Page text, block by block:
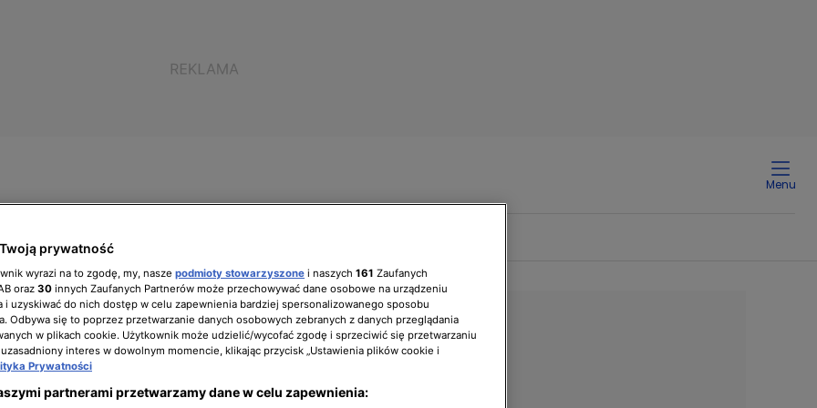
Menu
Łzy wzruszenia na widok
prywatność
wyrazi na to zgodę, my, nasze podmioty stowarzyszone i naszych 161 Zaufanych
oraz 30 innych Zaufanych Partnerów może przechowywać dane osobowe na urządzeniu
i uzyskiwać do nich dostęp w celu zapewnienia bardziej spersonalizowanego sposobu
Odbywa się to poprzez przetwarzanie danych osobowych zebranych z danych przeglądania
w plikach cookie. Użytkownik może udzielić/wycofać zgodę i sprzeciwić się przetwarzaniu
interes w dowolnym momencie, klikając przycisk „Ustawienia plików cookie i
Prywatności
partnerami przetwarzamy dane w celu zapewnienia: